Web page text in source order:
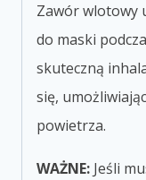
Zawór wlotowy
do maski
skuteczną
się,
powietrza.
WAŻNE: Jeśli